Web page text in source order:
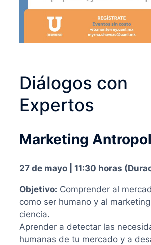
Diálogos con
Expertos
Marketing
27 de mayo | 11:30 horas
Objetivo: Comprender al
como ser humano y al
ciencia.
Aprender a detectar las
humanas de tu mercado y a